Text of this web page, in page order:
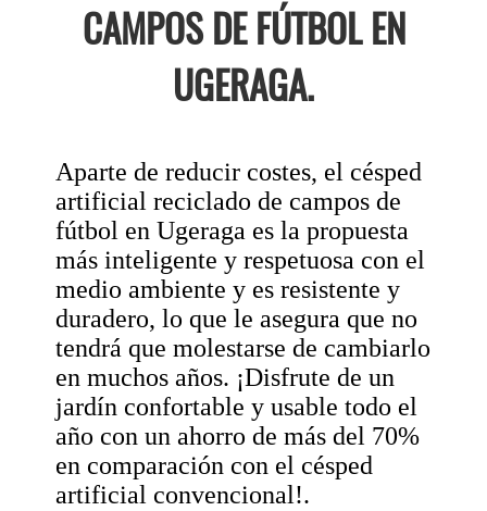
CAMPOS DE FÚTBOL EN
UGERAGA.
Aparte de reducir costes, el césped
artificial reciclado de campos de
fútbol en Ugeraga es la propuesta
más inteligente y respetuosa con el
medio ambiente y es resistente y
duradero, lo que le asegura que no
tendrá que molestarse de cambiarlo
en muchos años. ¡Disfrute de un
jardín confortable y usable todo el
año con un ahorro de más del 70%
en comparación con el césped
artificial convencional!.